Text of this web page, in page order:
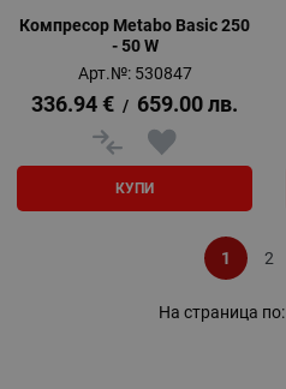
Компресор Metabo Basic 250
- 50 W
Арт.№: 530847
336.94 € / 659.00 лв.
КУПИ
1 2
На страница по: